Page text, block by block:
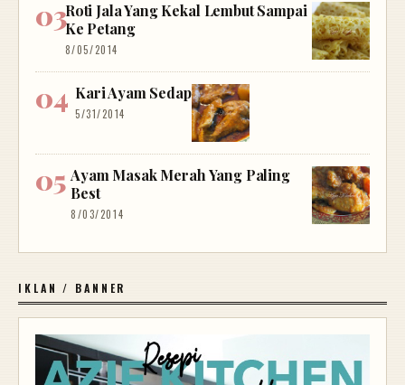
Roti Jala Yang Kekal Lembut Sampai
Ke Petang
8/05/2014
Kari Ayam Sedap
5/31/2014
Ayam Masak Merah Yang Paling
Best
8/03/2014
IKLAN / BANNER